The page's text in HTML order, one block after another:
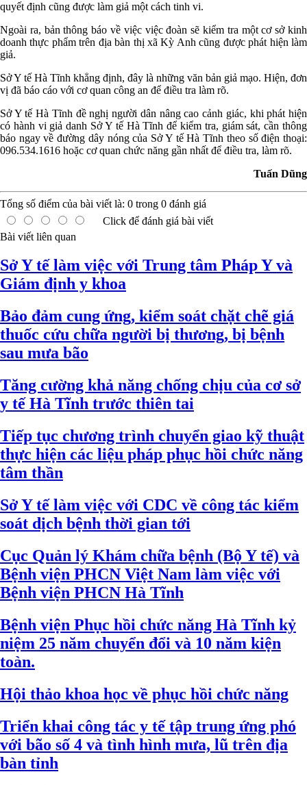
quyết định cũng được làm giả một cách tinh vi.
Ngoài ra, bản thông báo về việc việc đoàn sẽ kiểm tra một cơ sở kinh
doanh thực phẩm trên địa bàn thị xã Kỳ Anh cũng được phát hiện làm
giả.
Sở Y tế Hà Tĩnh khẳng định, đây là những văn bản giả mạo. Hiện, đơn
vị đã báo cáo với cơ quan công an để điều tra làm rõ.
Sở Y tế Hà Tĩnh đề nghị người dân nâng cao cảnh giác, khi phát hiện
có hành vi giả danh Sở Y tế Hà Tĩnh để kiểm tra, giám sát, cần thông
báo ngay về đường dây nóng của Sở Y tế Hà Tĩnh theo số điện thoại:
096.534.1616 hoặc cơ quan chức năng gần nhất để điều tra, làm rõ.
Tuấn Dũng
Tổng số điểm của bài viết là: 0 trong 0 đánh giá
Click để đánh giá bài viết
Bài viết liên quan
Sở Y tế làm việc với Trung tâm Pháp Y và
Giám định y khoa
Bảo đảm cung ứng, kiểm soát chặt chẽ giá
thuốc cứu chữa người bị thương, bị bệnh
sau mưa bão
Tăng cường khả năng chống chịu của cơ sở
y tế Hà Tĩnh trước thiên tai
Tiếp tục chương trình chuyển giao kỹ thuật
thực hiện các liệu pháp phục hồi chức năng
tâm thần
Sở Y tế làm việc với CDC về công tác kiểm
soát dịch bệnh thời gian tới
Cục Quản lý Khám chữa bệnh (Bộ Y tế) và
Bệnh viện PHCN Việt Nam làm việc với
Bệnh viện PHCN Hà Tĩnh
Bệnh viện Phục hồi chức năng Hà Tĩnh kỷ
niệm 25 năm chuyển đổi và 10 năm kiện
toàn.
Hội thảo khoa học về phục hồi chức năng
Triển khai công tác y tế tập trung ứng phó
với bão số 4 và tình hình mưa, lũ trên địa
bàn tỉnh